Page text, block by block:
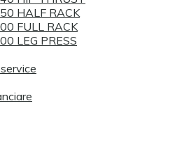
HALF RACK
FULL RACK
LEG PRESS